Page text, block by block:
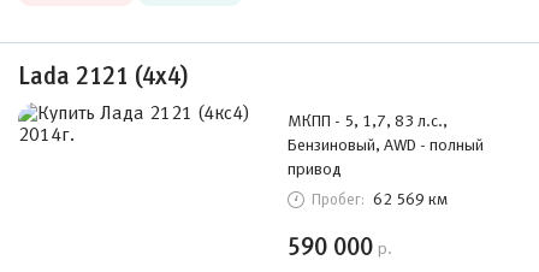
Lada 2121 (4x4)
МКПП - 5, 1,7, 83 л.с.,
Бензиновый, AWD - полный
привод
Пробег: 62 569 км
590 000 р.